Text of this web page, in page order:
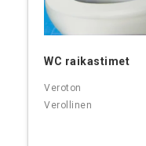
WC raikastimet